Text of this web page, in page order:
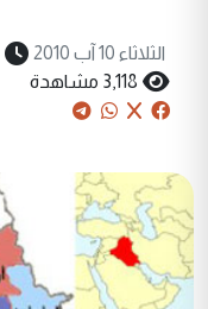
الثلاثاء 10 آب 2010
3,118 مشاهدة